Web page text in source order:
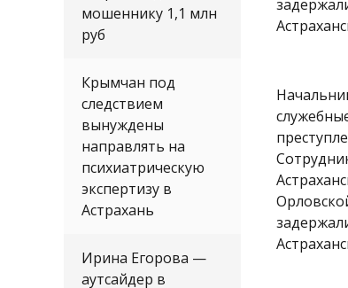
мошеннику 1,1 млн
руб
Крымчан под
следствием
вынуждены
направлять на
психиатрическую
экспертизу в
Астрахань
Ирина Егорова —
аутсайдер в